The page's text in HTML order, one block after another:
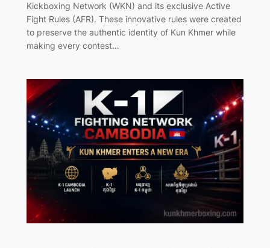
Kickboxing Network (WKN) and its exclusive Active
Fight Rules (AFR). These innovative rules were created
to preserve the authentic identity of Kun Khmer while
making every contest…